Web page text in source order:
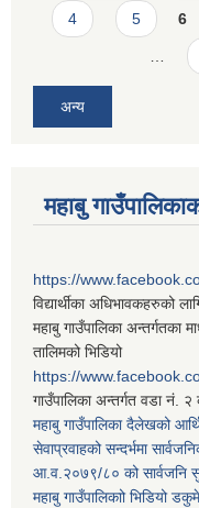
4 5 6
अन्य
महाबु
https://
विद्यार्थीका अधिभावकहरुको
महाबु गाउँपालिका अन्तर्गतका
तालिमको भिडियो
https://
गाउँपालिका अन्तर्गत वडा नं. २
महाबु गाउँपालिका दैलेखको
सेवाप्रवाहको सन्दर्भमा
आ.व.२०७९/८० को सार्वजनि
महाबु गाउँपालिकाो भिडियो